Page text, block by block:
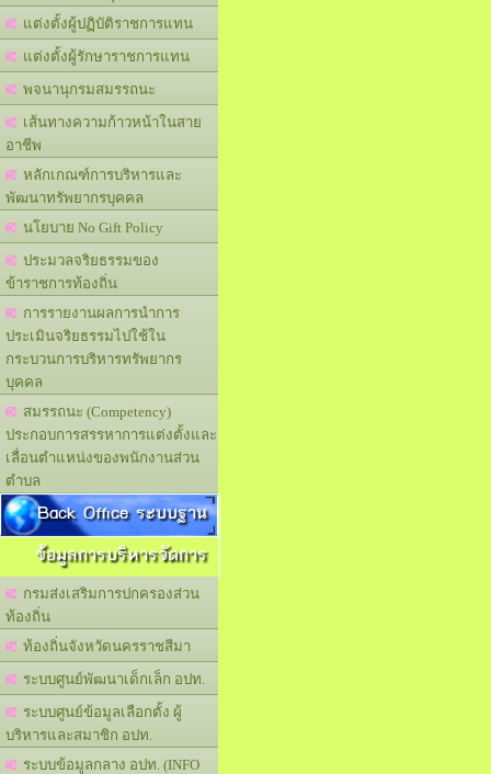
แต่งตั้งผู้ปฏิบัติราชการแทน
แต่งตั้งผู้รักษาราชการแทน
พจนานุกรมสมรรถนะ
เส้นทางความก้าวหน้าในสาย
อาชีพ
หลักเกณฑ์การบริหารและ
พัฒนาทรัพยากรบุคคล
นโยบาย No Gift Policy
ประมวลจริยธรรมของ
ข้าราชการท้องถิ่น
การรายงานผลการนำการ
ประเมินจริยธรรมไปใช้ใน
กระบวนการบริหารทรัพยากร
บุคคล
สมรรถนะ (Competency)
ประกอบการสรรหาการแต่งตั้งและ
เลื่อนตำแหน่งของพนักงานส่วน
ตำบล
Back Office ระบบฐาน
ข้อมูลการบริหารจัดการ
กรมส่งเสริมการปกครองส่วน
ท้องถิ่น
ท้องถิ่นจังหวัดนครราชสีมา
ระบบศูนย์พัฒนาเด็กเล็ก อปท.
ระบบศูนย์ข้อมูลเลือกตั้ง ผู้
บริหารและสมาชิก อปท.
ระบบข้อมูลกลาง อปท. (INFO